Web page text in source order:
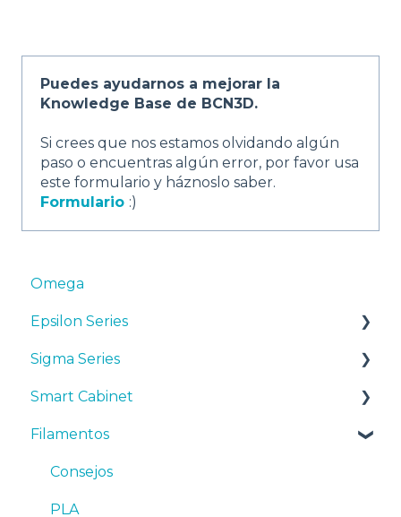
Puedes ayudarnos a mejorar la
Knowledge Base de BCN3D.
Si crees que nos estamos olvidando algún
paso o encuentras algún error, por favor usa
este formulario y háznoslo saber.
Formulario :)
Omega
Epsilon Series
Manuales y Descargas
Primeros pasos
Mantenimiento
Consejos
Resolución de problemas
Sigma Series
Manuales y descargas
Primeros pasos
Mantenimiento
Consejos
Smart Cabinet
Manuales y Descargas
Primeros pasos
Mantenimiento
Filamentos
Consejos
PLA